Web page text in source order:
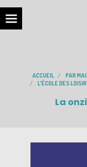
ACCUEIL PAR
L'ÉCOLE DES
La